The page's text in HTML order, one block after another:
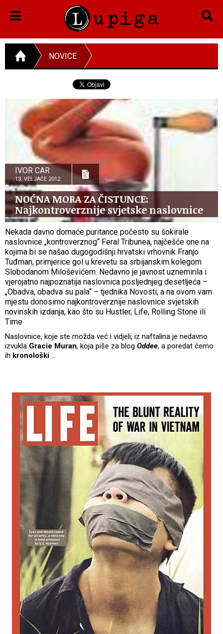
NOVICE
IVOR CAR
13. VELJAČE 2012.
NOĆNA MORA ZA ČISTUNCE:
Najkontroverznije svjetske naslovnice
Nekada davno domaće puritance počesto su šokirale
naslovnice „kontroverznog“ Feral Tribunea, najčešće one na
kojima bi se našao dugogodišnji hrvatski vrhovnik Franjo
Tuđman, primjerice gol u krevetu sa srbijanskim kolegom
Slobodanom Miloševićem. Nedavno je javnost uznemirila i
vjerojatno najpoznatija naslovnica posljednjeg desetljeća –
„Obadva, obadva su pala“ – tjednika Novosti, a na ovom vam
mjestu donosimo najkontroverznije naslovnice svjetskih
novinskih izdanja, kao što su Hustler, Life, Rolling Stone ili
Time
Naslovnice, koje ste možda već i vidjeli, iz naftalina je nedavno
izvukla Gracie Muran, koja piše za blog Oddee, a poredat ćemo
ih kronološki …